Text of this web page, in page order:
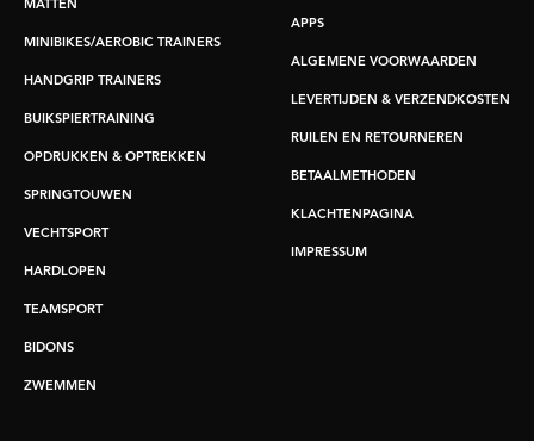
MATTEN
MINIBIKES/AEROBIC TRAINERS
HANDGRIP TRAINERS
BUIKSPIERTRAINING
OPDRUKKEN & OPTREKKEN
SPRINGTOUWEN
VECHTSPORT
HARDLOPEN
TEAMSPORT
BIDONS
ZWEMMEN
APPS
ALGEMENE VOORWAARDEN
LEVERTIJDEN & VERZENDKOSTEN
RUILEN EN RETOURNEREN
BETAALMETHODEN
KLACHTENPAGINA
IMPRESSUM